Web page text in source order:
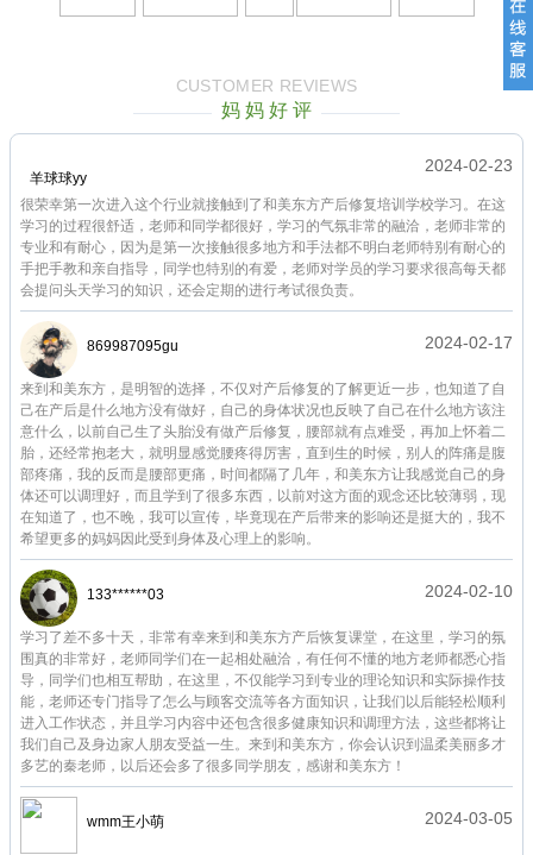
CUSTOMER REVIEWS
妈 妈 好 评
羊球球yy
2024-02-23
很荣幸第一次进入这个行业就接触到了和美东方产后修复培训学校学习。在这
学习的过程很舒适，老师和同学都很好，学习的气氛非常的融洽，老师非常的
专业和有耐心，因为是第一次接触很多地方和手法都不明白老师特别有耐心的
手把手教和亲自指导，同学也特别的有爱，老师对学员的学习要求很高每天都
会提问头天学习的知识，还会定期的进行考试很负责。
869987095gu 2024-02-17
来到和美东方，是明智的选择，不仅对产后修复的了解更近一步，也知道了自
己在产后是什么地方没有做好，自己的身体状况也反映了自己在什么地方该注
意什么，以前自己生了头胎没有做产后修复，腰部就有点难受，再加上怀着二
胎，还经常抱老大，就明显感觉腰疼得厉害，直到生的时候，别人的阵痛是腹
部疼痛，我的反而是腰部更痛，时间都隔了几年，和美东方让我感觉自己的身
体还可以调理好，而且学到了很多东西，以前对这方面的观念还比较薄弱，现
在知道了，也不晚，我可以宣传，毕竟现在产后带来的影响还是挺大的，我不
希望更多的妈妈因此受到身体及心理上的影响。
133******03 2024-02-10
学习了差不多十天，非常有幸来到和美东方产后恢复课堂，在这里，学习的氛
围真的非常好，老师同学们在一起相处融洽，有任何不懂的地方老师都悉心指
导，同学们也相互帮助，在这里，不仅能学习到专业的理论知识和实际操作技
能，老师还专门指导了怎么与顾客交流等各方面知识，让我们以后能轻松顺利
进入工作状态，并且学习内容中还包含很多健康知识和调理方法，这些都将让
我们自己及身边家人朋友受益一生。来到和美东方，你会认识到温柔美丽多才
多艺的秦老师，以后还会多了很多同学朋友，感谢和美东方！
wmm王小萌 2024-03-05